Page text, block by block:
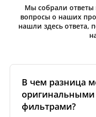
Мы собрали ответы
вопросы о наших
нашли здесь ответа,
В чем разница
фильтрами?